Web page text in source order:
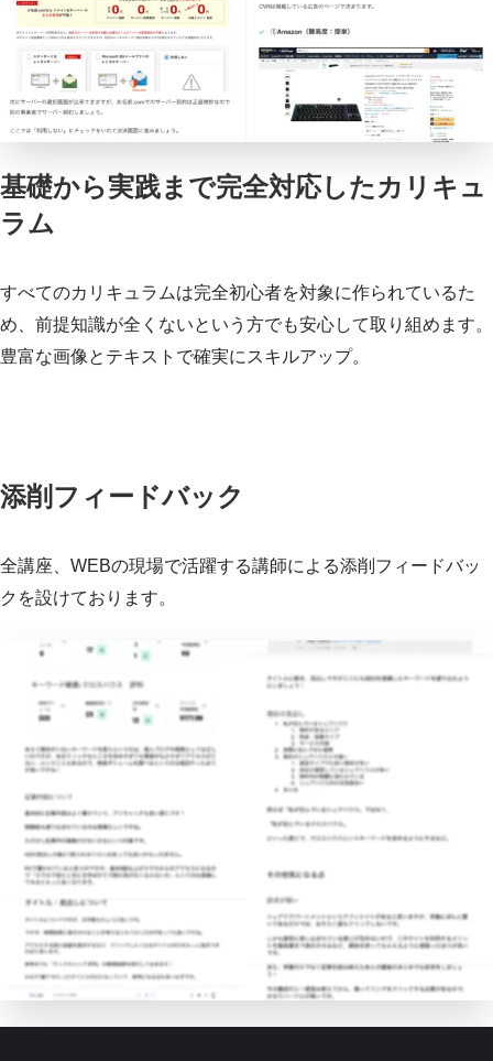
基礎から実践まで完全対応したカリキュ
ラム
すべてのカリキュラムは完全初心者を対象に作られているた
め、前提知識が全くないという方でも安心して取り組めます。
豊富な画像とテキストで確実にスキルアップ。
添削フィードバック
全講座、WEBの現場で活躍する講師による添削フィードバッ
クを設けております。